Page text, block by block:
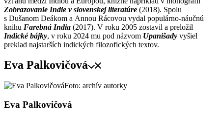
Zobrazovanie Indie v slovenskej literatúre (2018). Spolu
s Dušanom Deákom a Annou Rácovou vydal populárno-náučnú
knihu Farebná India (2017). V roku 2005 zostavil a preložil
Indické bájky, v roku 2024 mu pod názvom Upanišady vyšiel
preklad najstarších indických filozofických textov.
Eva Palkovičová
Foto: archív autorky
Eva Palkovičová